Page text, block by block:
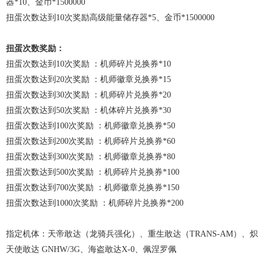
器*10、金币*1500000
扭蛋次数达到10次奖励高级能量储存器*5、金币*1500000
扭蛋次数奖励：
扭蛋次数达到10次奖励 ：机师碎片兑换券*10
扭蛋次数达到20次奖励 ：机师徽章兑换券*15
扭蛋次数达到30次奖励 ：机师碎片兑换券*20
扭蛋次数达到50次奖励 ：机体碎片兑换券*30
扭蛋次数达到100次奖励 ：机师徽章兑换券*50
扭蛋次数达到200次奖励 ：机师碎片兑换券*60
扭蛋次数达到300次奖励 ：机师徽章兑换券*80
扭蛋次数达到500次奖励 ：机师碎片兑换券*100
扭蛋次数达到700次奖励 ：机师徽章兑换券*150
扭蛋次数达到1000次奖励 ：机师碎片兑换券*200
指定机体：天帝敢达（龙骑兵强化）、重生敢达（TRANS-AM）、炽
天使敢达 GNHW/3G、海盗敢达X-0、佩涅罗佩